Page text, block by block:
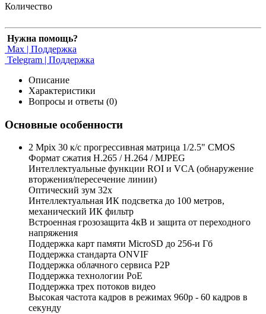
Количество
Нужна помощь?
Max | Поддержка
Telegram | Поддержка
Описание
Характеристики
Вопросы и ответы (0)
Основные особенности
2 Mpix 30 к/с прогрессивная матрица 1/2.5" CMOS
Формат сжатия H.265 / H.264 / MJPEG
Интеллектуальные функции ROI и VCA (обнаружение
вторжения/пересечение линии)
Оптический зум 32х
Интеллектуальная ИК подсветка до 100 метров,
механический ИК фильтр
Встроенная грозозащита 4кВ и защита от переходного
напряжения
Поддержка карт памяти MicroSD до 256-и Гб
Поддержка стандарта ONVIF
Поддержка облачного сервиса Р2Р
Поддержка технологии PoE
Поддержка трех потоков видео
Высокая частота кадров в режимах 960p - 60 кадров в
секунду